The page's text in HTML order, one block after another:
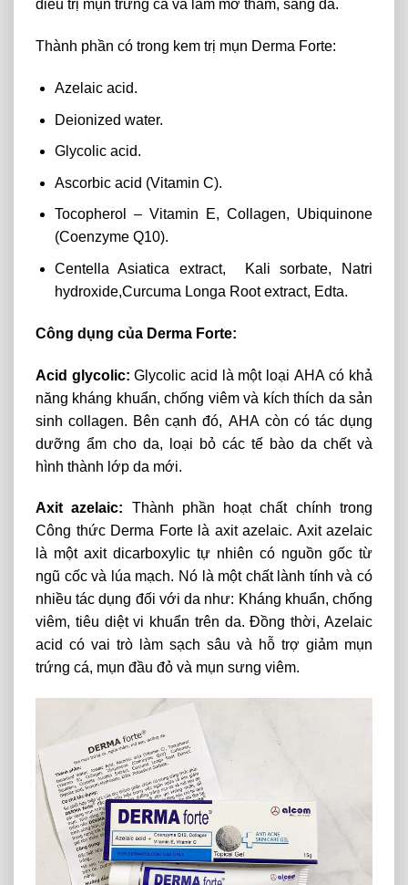
điều trị mụn trứng cá và làm mờ thâm, sáng da.
Thành phần có trong kem trị mụn Derma Forte:
Azelaic acid.
Deionized water.
Glycolic acid.
Ascorbic acid (Vitamin C).
Tocopherol – Vitamin E, Collagen, Ubiquinone
(Coenzyme Q10).
Centella Asiatica extract, Kali sorbate, Natri
hydroxide,Curcuma Longa Root extract, Edta.
Công dụng của Derma Forte:
Acid glycolic:Glycolic acid là một loại AHA có khả
năng kháng khuẩn, chống viêm và kích thích da sản
sinh collagen. Bên cạnh đó, AHA còn có tác dụng
dưỡng ẩm cho da, loại bỏ các tế bào da chết và
hình thành lớp da mới.
Axit azelaic: Thành phần hoạt chất chính trong
Công thức Derma Forte là axit azelaic. Axit azelaic
là một axit dicarboxylic tự nhiên có nguồn gốc từ
ngũ cốc và lúa mạch. Nó là một chất lành tính và có
nhiều tác dụng đối với da như: Kháng khuẩn, chống
viêm, tiêu diệt vi khuẩn trên da. Đồng thời, Azelaic
acid có vai trò làm sạch sâu và hỗ trợ giảm mụn
trứng cá, mụn đầu đỏ và mụn sưng viêm.